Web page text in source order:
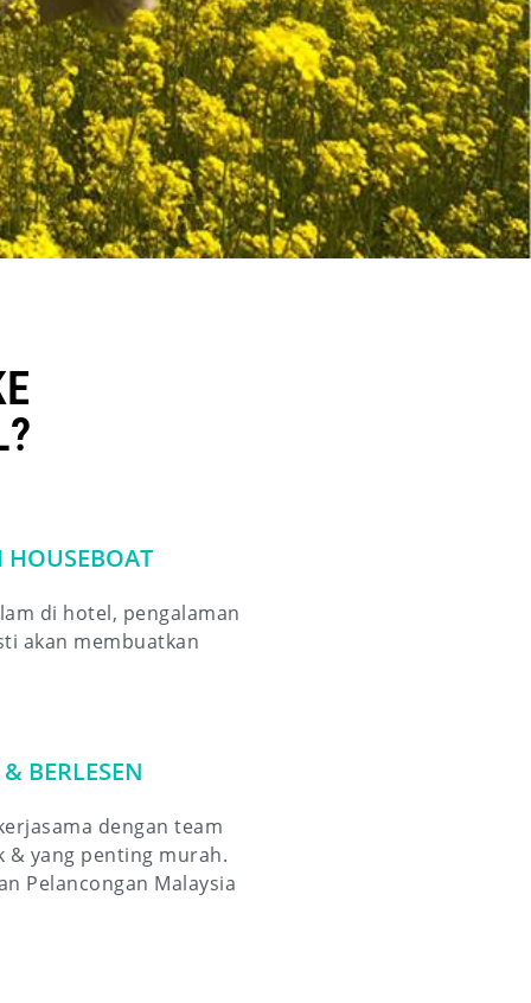
di hotel, pengalaman
akan membuatkan
BERLESEN
dengan team
& yang penting murah.
Pelancongan Malaysia